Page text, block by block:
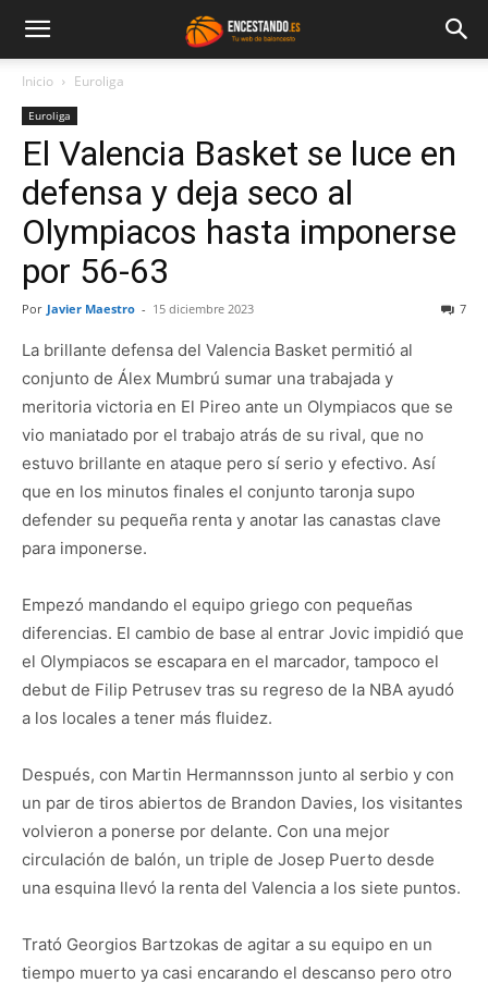
Inicio Euroliga
Euroliga
El Valencia Basket se luce en
defensa y deja seco al
Olympiacos hasta imponerse
por 56-63
Por Javier Maestro - 15 diciembre 2023 7
La brillante defensa del Valencia Basket permitió al
conjunto de Álex Mumbrú sumar una trabajada y
meritoria victoria en El Pireo ante un Olympiacos que se
vio maniatado por el trabajo atrás de su rival, que no
estuvo brillante en ataque pero sí serio y efectivo. Así
que en los minutos finales el conjunto taronja supo
defender su pequeña renta y anotar las canastas clave
para imponerse.
Empezó mandando el equipo griego con pequeñas
diferencias. El cambio de base al entrar Jovic impidió que
el Olympiacos se escapara en el marcador, tampoco el
debut de Filip Petrusev tras su regreso de la NBA ayudó
a los locales a tener más fluidez.
Después, con Martin Hermannsson junto al serbio y con
un par de tiros abiertos de Brandon Davies, los visitantes
volvieron a ponerse por delante. Con una mejor
circulación de balón, un triple de Josep Puerto desde
una esquina llevó la renta del Valencia a los siete puntos.
Trató Georgios Bartzokas de agitar a su equipo en un
tiempo muerto ya casi encarando el descanso pero otro